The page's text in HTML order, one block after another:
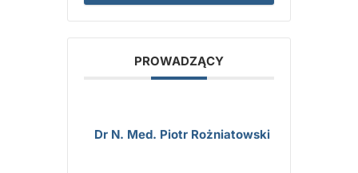
PROWADZĄCY
Dr N. Med. Piotr Rożniatowski